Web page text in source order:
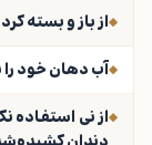
از باز و بسته
آب دهان خود
از نی استفاده